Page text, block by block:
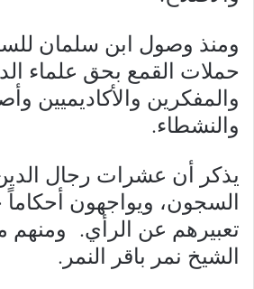
ومنذ وصول ابن سلمان
حملات القمع بحق علماء
والمفكرين والأكاديميين
والنشطاء.
يذكر أن عشرات رجال
السجون، ويواجهون
تعبيرهم عن الرأي.
الشيخ نمر باقر النمر.